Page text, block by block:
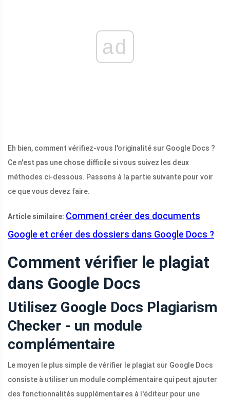
ad
Eh bien, comment vérifiez-vous l'originalité sur Google Docs ?
Ce n'est pas une chose difficile si vous suivez les deux
méthodes ci-dessous. Passons à la partie suivante pour voir
ce que vous devez faire.
Article similaire: Comment créer des documents
Google et créer des dossiers dans Google Docs ?
Comment vérifier le plagiat
dans Google Docs
Utilisez Google Docs Plagiarism
Checker - un module
complémentaire
Le moyen le plus simple de vérifier le plagiat sur Google Docs
consiste à utiliser un module complémentaire qui peut ajouter
des fonctionnalités supplémentaires à l'éditeur pour une